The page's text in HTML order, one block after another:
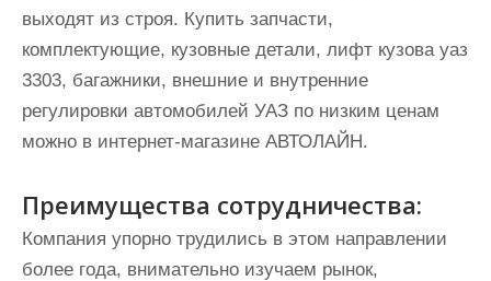
выходят из строя. Купить запчасти,
комплектующие, кузовные детали, лифт кузова уаз
3303, багажники, внешние и внутренние
регулировки автомобилей УАЗ по низким ценам
можно в интернет-магазине АВТОЛАЙН.
Преимущества сотрудничества:
Компания упорно трудились в этом направлении
более года, внимательно изучаем рынок,